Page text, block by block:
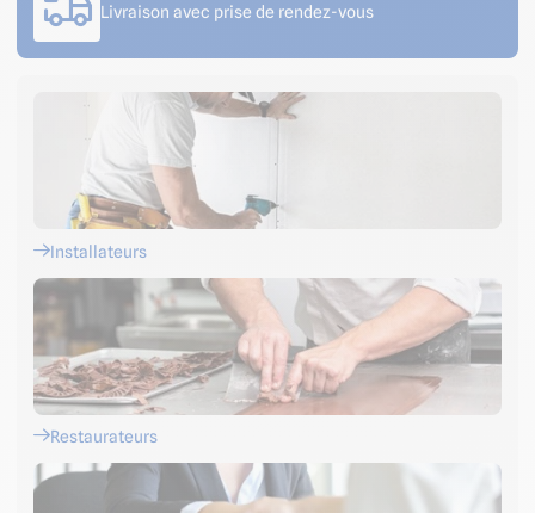
Livraison avec prise de rendez-vous
Installateurs
Restaurateurs